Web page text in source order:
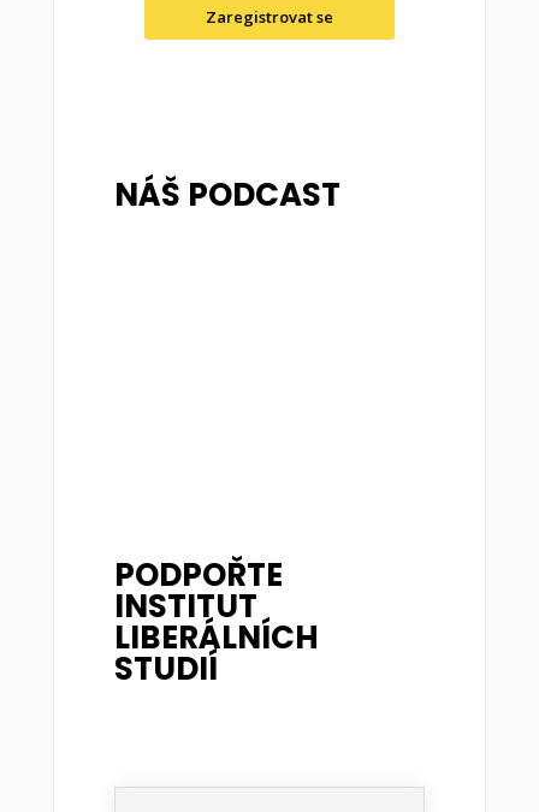
Zaregistrovat se
NÁŠ PODCAST
PODPOŘTE
INSTITUT
LIBERÁLNÍCH
STUDIÍ